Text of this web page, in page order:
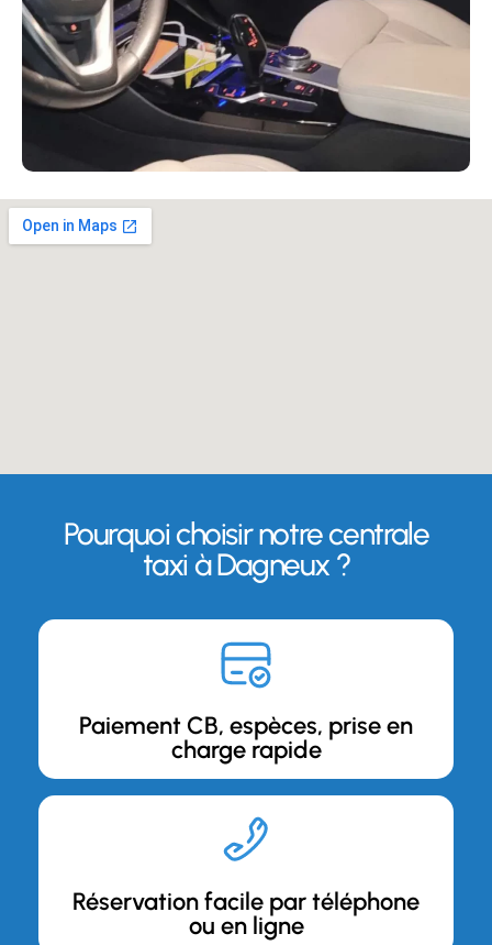
Pourquoi choisir notre centrale
taxi à Dagneux ?
Réservation facile par téléphone
ou en ligne
Paiement CB, espèces, prise en
charge rapide